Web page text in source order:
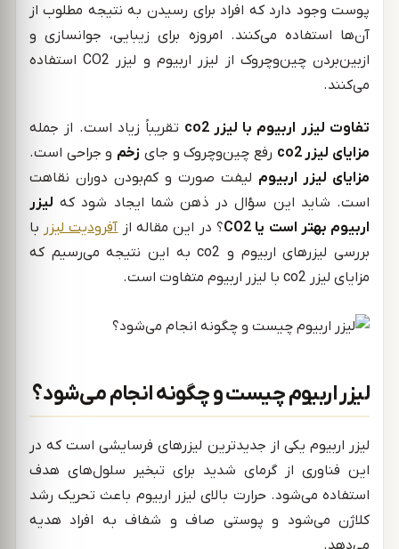
پوست وجود دارد که افراد برای رسیدن به نتیجه مطلوب از
آن‌ها استفاده می‌کنند. امروزه برای زیبایی، جوانسازی و
ازبین‌بردن چین‌وچروک از لیزر اربیوم و لیزر CO2 استفاده
می‌کنند.
تفاوت لیزر اربیوم با لیزر co2
تقریباً زیاد است. از جمله
مزایای لیزر co2
رفع چین‌وچروک و جای زخم و جراحی است.
مزایای لیزر اربیوم لیفت صورت و کم‌بودن دوران نقاهت
است. شاید این سؤال در ذهن شما ایجاد شود که لیزر
اربیوم بهتر است یا CO2
؟ در این مقاله از آفرودیت لیزر با
بررسی لیزرهای اربیوم و co2 به این نتیجه می‌رسیم که
مزایای لیزر co2 با لیزر اربیوم متفاوت است.
لیزر اربیوم چیست و چگونه انجام می‌شود؟
لیزر اربیوم یکی از جدیدترین لیزرهای فرسایشی است که در
این فناوری از گرمای شدید برای تبخیر سلول‌های هدف
استفاده می‌شود. حرارت بالای لیزر اربیوم باعث تحریک رشد
کلاژن می‌شود و پوستی صاف و شفاف به افراد هدیه
می‌دهد.